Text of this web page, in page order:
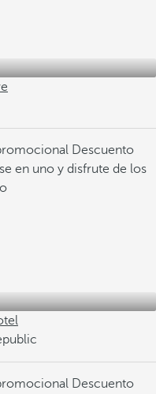
Descuento
en uno y disfrute de los
Descuento